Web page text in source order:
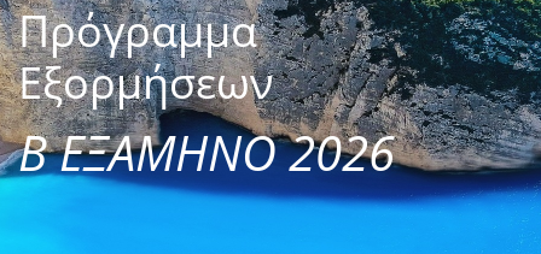
Πρόγραμμα
Εξορμήσεων
Β ΕΞΑΜΗΝΟ 2026